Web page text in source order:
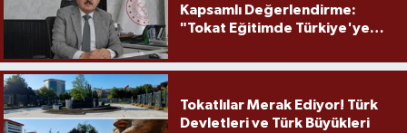
Kapsamlı Değerlendirme:
"Tokat Eğitimde Türkiye'ye
Tokatlılar Merak Ediyor! Türk
Devletleri ve Türk Büyükleri